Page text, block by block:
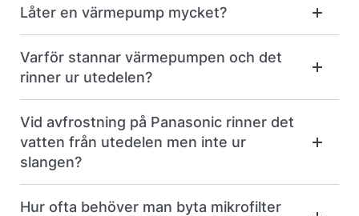
Låter en värmepump mycket?
Varför stannar värmepumpen och det
rinner ur utedelen?
Vid avfrostning på Panasonic rinner det
vatten från utedelen men inte ur
slangen?
Hur ofta behöver man byta mikrofilter